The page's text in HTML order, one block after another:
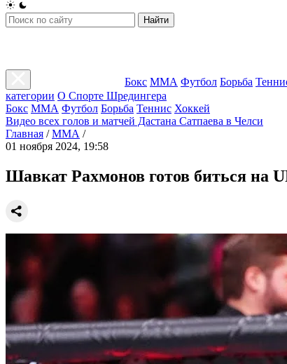
Найти
Бокс ММА Футбол Борьба
категории О Спорте Шредингера
Бокс ММА Футбол Борьба Теннис Хоккей
Видео всех голов и матчей Дастана Сатпаева в Челси
Главная / ММА /
01 ноября 2024, 19:58
Шавкат Рахмонов готов биться на